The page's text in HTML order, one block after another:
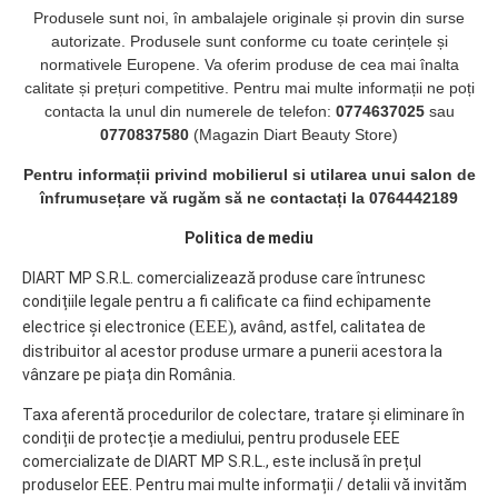
Produsele sunt noi, în ambalajele originale și provin din surse
autorizate. Produsele sunt conforme cu toate cerințele și
normativele Europene. Va oferim produse de cea mai înalta
calitate și prețuri competitive. Pentru mai multe informații ne poți
contacta la unul din numerele de telefon: 0774637025 sau
0770837580 (Magazin Diart Beauty Store)
Pentru informații privind mobilierul si utilarea unui salon de
înfrumusețare vă rugăm să ne contactați la 0764442189
Politica de mediu
DIART MP S.R.L. comercializează produse care întrunesc
condițiile legale pentru a fi calificate ca fiind echipamente
electrice și electronice (EEE), având, astfel, calitatea de
distribuitor al acestor produse urmare a punerii acestora la
vânzare pe piața din România.
Taxa aferentă procedurilor de colectare, tratare și eliminare în
condiții de protecție a mediului, pentru produsele EEE
comercializate de DIART MP S.R.L., este inclusă în prețul
produselor EEE. Pentru mai multe informații / detalii vă invităm